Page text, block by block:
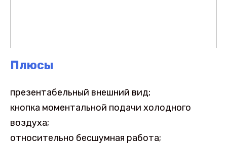
Плюсы
презентабельный внешний вид;
кнопка моментальной подачи холодного
воздуха;
относительно бесшумная работа;